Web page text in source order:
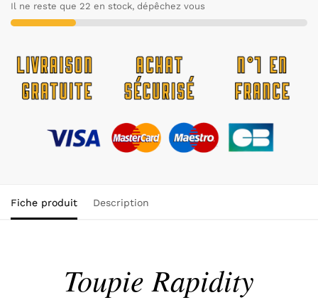
Il ne reste que 22 en stock, dépêchez vous
Fiche produit Description
Toupie Rapidity